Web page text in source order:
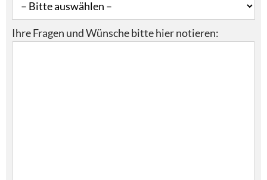
Ihre Fragen und Wünsche bitte hier notieren: